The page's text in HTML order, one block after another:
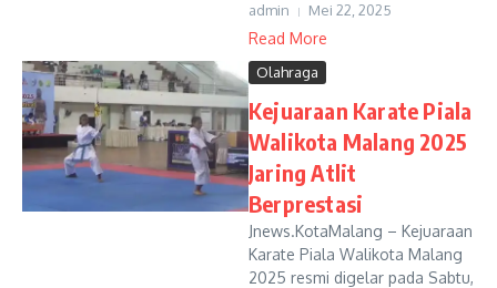
admin Mei 22, 2025
Read More
Olahraga
Kejuaraan Karate Piala
Walikota Malang 2025
Jaring Atlit
Berprestasi
Jnews.KotaMalang – Kejuaraan
Karate Piala Walikota Malang
2025 resmi digelar pada Sabtu,